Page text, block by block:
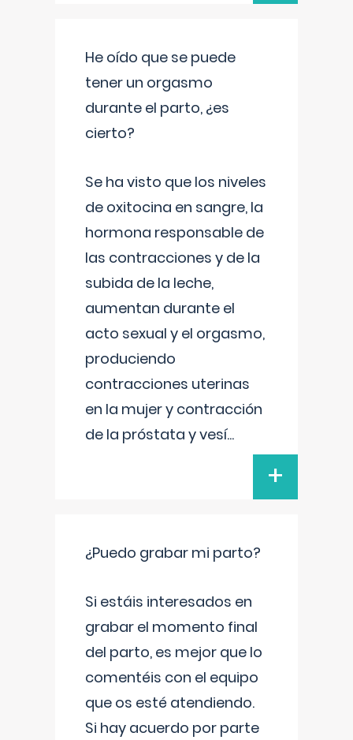
He oído que se puede
tener un orgasmo
durante el parto, ¿es
cierto?
Se ha visto que los niveles
de oxitocina en sangre, la
hormona responsable de
las contracciones y de la
subida de la leche,
aumentan durante el
acto sexual y el orgasmo,
produciendo
contracciones uterinas
en la mujer y contracción
de la próstata y vesí...
+
¿Puedo grabar mi parto?
Si estáis interesados en
grabar el momento final
del parto, es mejor que lo
comentéis con el equipo
que os esté atendiendo.
Si hay acuerdo por parte